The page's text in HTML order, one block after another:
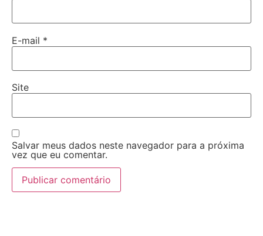
E-mail *
Site
Salvar meus dados neste navegador para a próxima
vez que eu comentar.